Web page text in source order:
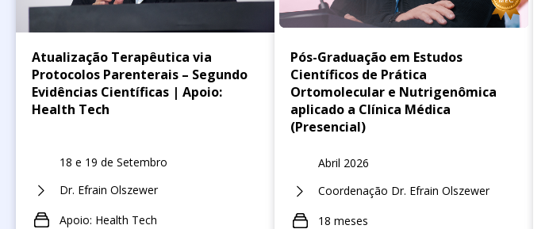
Atualização Terapêutica via
Protocolos Parenterais – Segundo
Evidências Científicas | Apoio:
Health Tech
18 e 19 de Setembro
Dr. Efrain Olszewer
Apoio: Health Tech
Pós-Graduação em Estudos
Científicos de Prática
Ortomolecular e Nutrigenômica
aplicado a Clínica Médica
(Presencial)
Abril 2026
Coordenação Dr. Efrain Olszewer
18 meses